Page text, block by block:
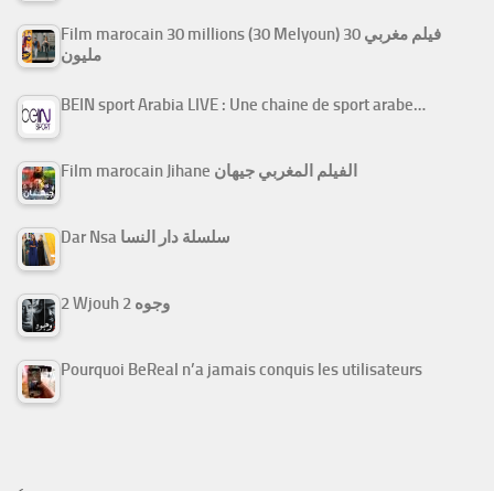
Film marocain 30 millions (30 Melyoun) فيلم مغربي 30
مليون
BEIN sport Arabia LIVE : Une chaine de sport arabe…
Film marocain Jihane الفيلم المغربي جيهان
Dar Nsa سلسلة دار النسا
2 Wjouh 2 وجوه
Pourquoi BeReal n’a jamais conquis les utilisateurs